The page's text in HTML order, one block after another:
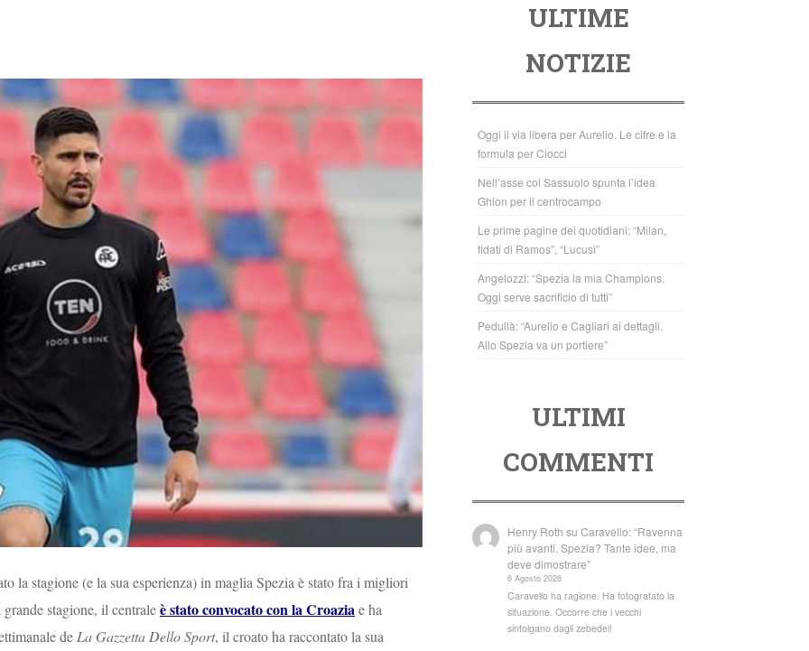
la stagione (e la sua esperienza) in maglia Spezia è stato fra i migliori
stagione, il centraleè stato convocato con la Croaziae ha
de La Gazzetta Dello Sport, il croato ha raccontato la sua
o
o
k
tt
er
at
s
A
p
p
ULTIME
NOTIZIE
Oggi il via libera per Aurelio. Le cifre e la
formula per Ciocci
Nell’asse col Sassuolo spunta l’idea
Ghion per il centrocampo
Le prime pagine dei quotidiani: “Milan,
fidati di Ramos”, “Lucusì”
Angelozzi: “Spezia la mia Champions.
Oggi serve sacrificio di tutti”
Pedullà: “Aurelio e Cagliari ai dettagli.
Allo Spezia va un portiere”
ULTIMI
COMMENTI
Henry Roth suCaravello: “Ravenna
più avanti. Spezia? Tante idee, ma
deve dimostrare”
6 Agosto 2026
Caravello ha ragione. Ha fotografato la
situazione. Occorre che i vecchi
sintolgano dagli zebedei!